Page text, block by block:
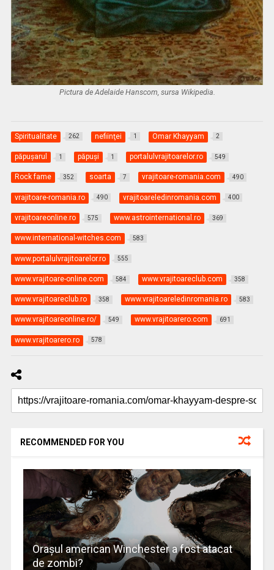
Pictura de Adelaide Hanscom, sursa Wikipedia.
Spiritualitate 262 nefiinţei 1 Omar Khayyam 2
păpuşarul 1 păpuşi 1 portalulvrajitoarelor.ro 549
Rock fame 352 soarta 7 vrajitoare-romania.com 490
vrajitoare-romania.ro 490 vrajitoareledinromania.com 400
vrajitoareonline.ro 575 www.astrointernational.ro 369
www.international-witches.com 583
www.portalulvrajitoarelor.ro 555
www.vrajitoare-online.com 584 www.vrajitoareclub.com 358
www.vrajitoareclub.ro 358 www.vrajitoareledinromania.ro 583
www.vrajitoareonline.ro/ 549 www.vrajitoarero.com 691
www.vrajitoarero.ro 578
RECOMMENDED FOR YOU
Oraşul american Winchester a fost atacat
de zombi?